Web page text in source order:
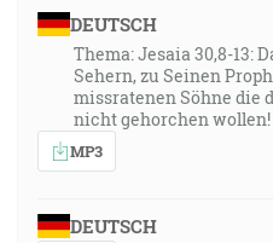
DEUTSCH
Thema: Jesaia 30,8-13:
Sehern, zu Seinen
missratenen Söhne die
nicht gehorchen wollen!
MP3
DEUTSCH